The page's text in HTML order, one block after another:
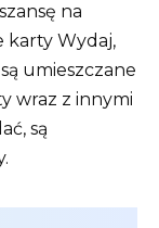
na
karty Wydaj,
umieszczane
wraz z innymi
są